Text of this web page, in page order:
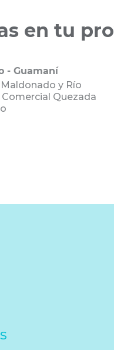
en tu
- Guamaní
y Río
Quezada